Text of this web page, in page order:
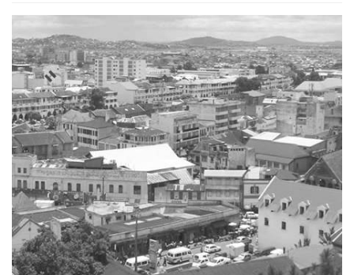
Publications et rapports
Documents
Les adhérents
Annuaire
Offres d’emploi
Forum
Actualités
Nous contacter